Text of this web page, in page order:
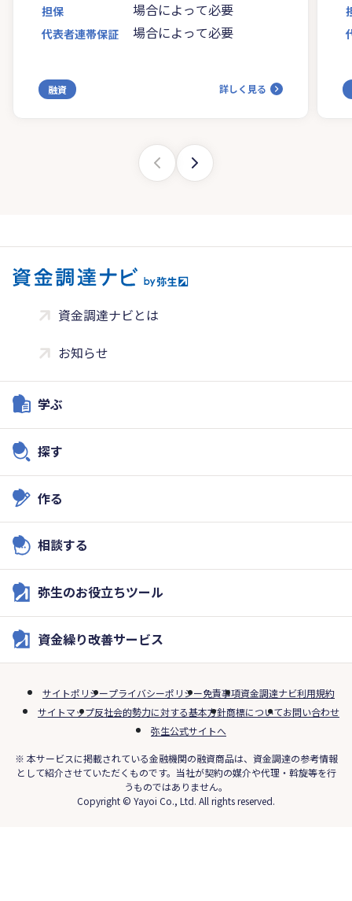
担保 場合によって必要
代表者連帯保証 場合によって必要
融資 詳しく見る
資金調達ナビとは
お知らせ
学ぶ
探す
作る
相談する
弥生のお役立ちツール
資金繰り改善サービス
サイトポリシープライバシーポリシー免責事項資金調達ナビ利用規約
サイトマップ反社会的勢力に対する基本方針商標についてお問い合わせ
弥生公式サイトへ
※ 本サービスに掲載されている金融機関の融資商品は、資金調達の参考情報
として紹介させていただくものです。当社が契約の媒介や代理・斡旋等を行
うものではありません。
Copyright © Yayoi Co., Ltd. All rights reserved.